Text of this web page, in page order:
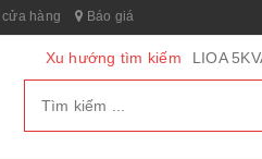
cửa hàng Báo giá
Xu hướng tìm kiếm LIOA